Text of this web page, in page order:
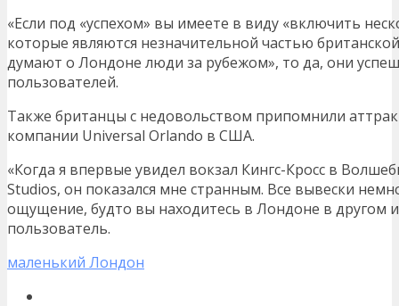
«Если под «успехом» вы имеете в виду «включить
которые являются незначительной частью
думают о Лондоне люди за рубежом», то да, они
пользователей.
Также британцы с недовольством припомнили
компании Universal Orlando в США.
«Когда я впервые увидел вокзал Кингс-Кросс в
Studios, он показался мне странным. Все вывески
ощущение, будто вы находитесь в Лондоне в
пользователь.
маленький Лондон